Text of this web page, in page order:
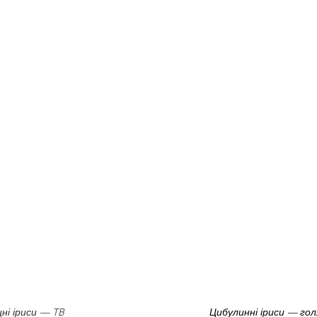
іриси — TB Цибулинні іриси —